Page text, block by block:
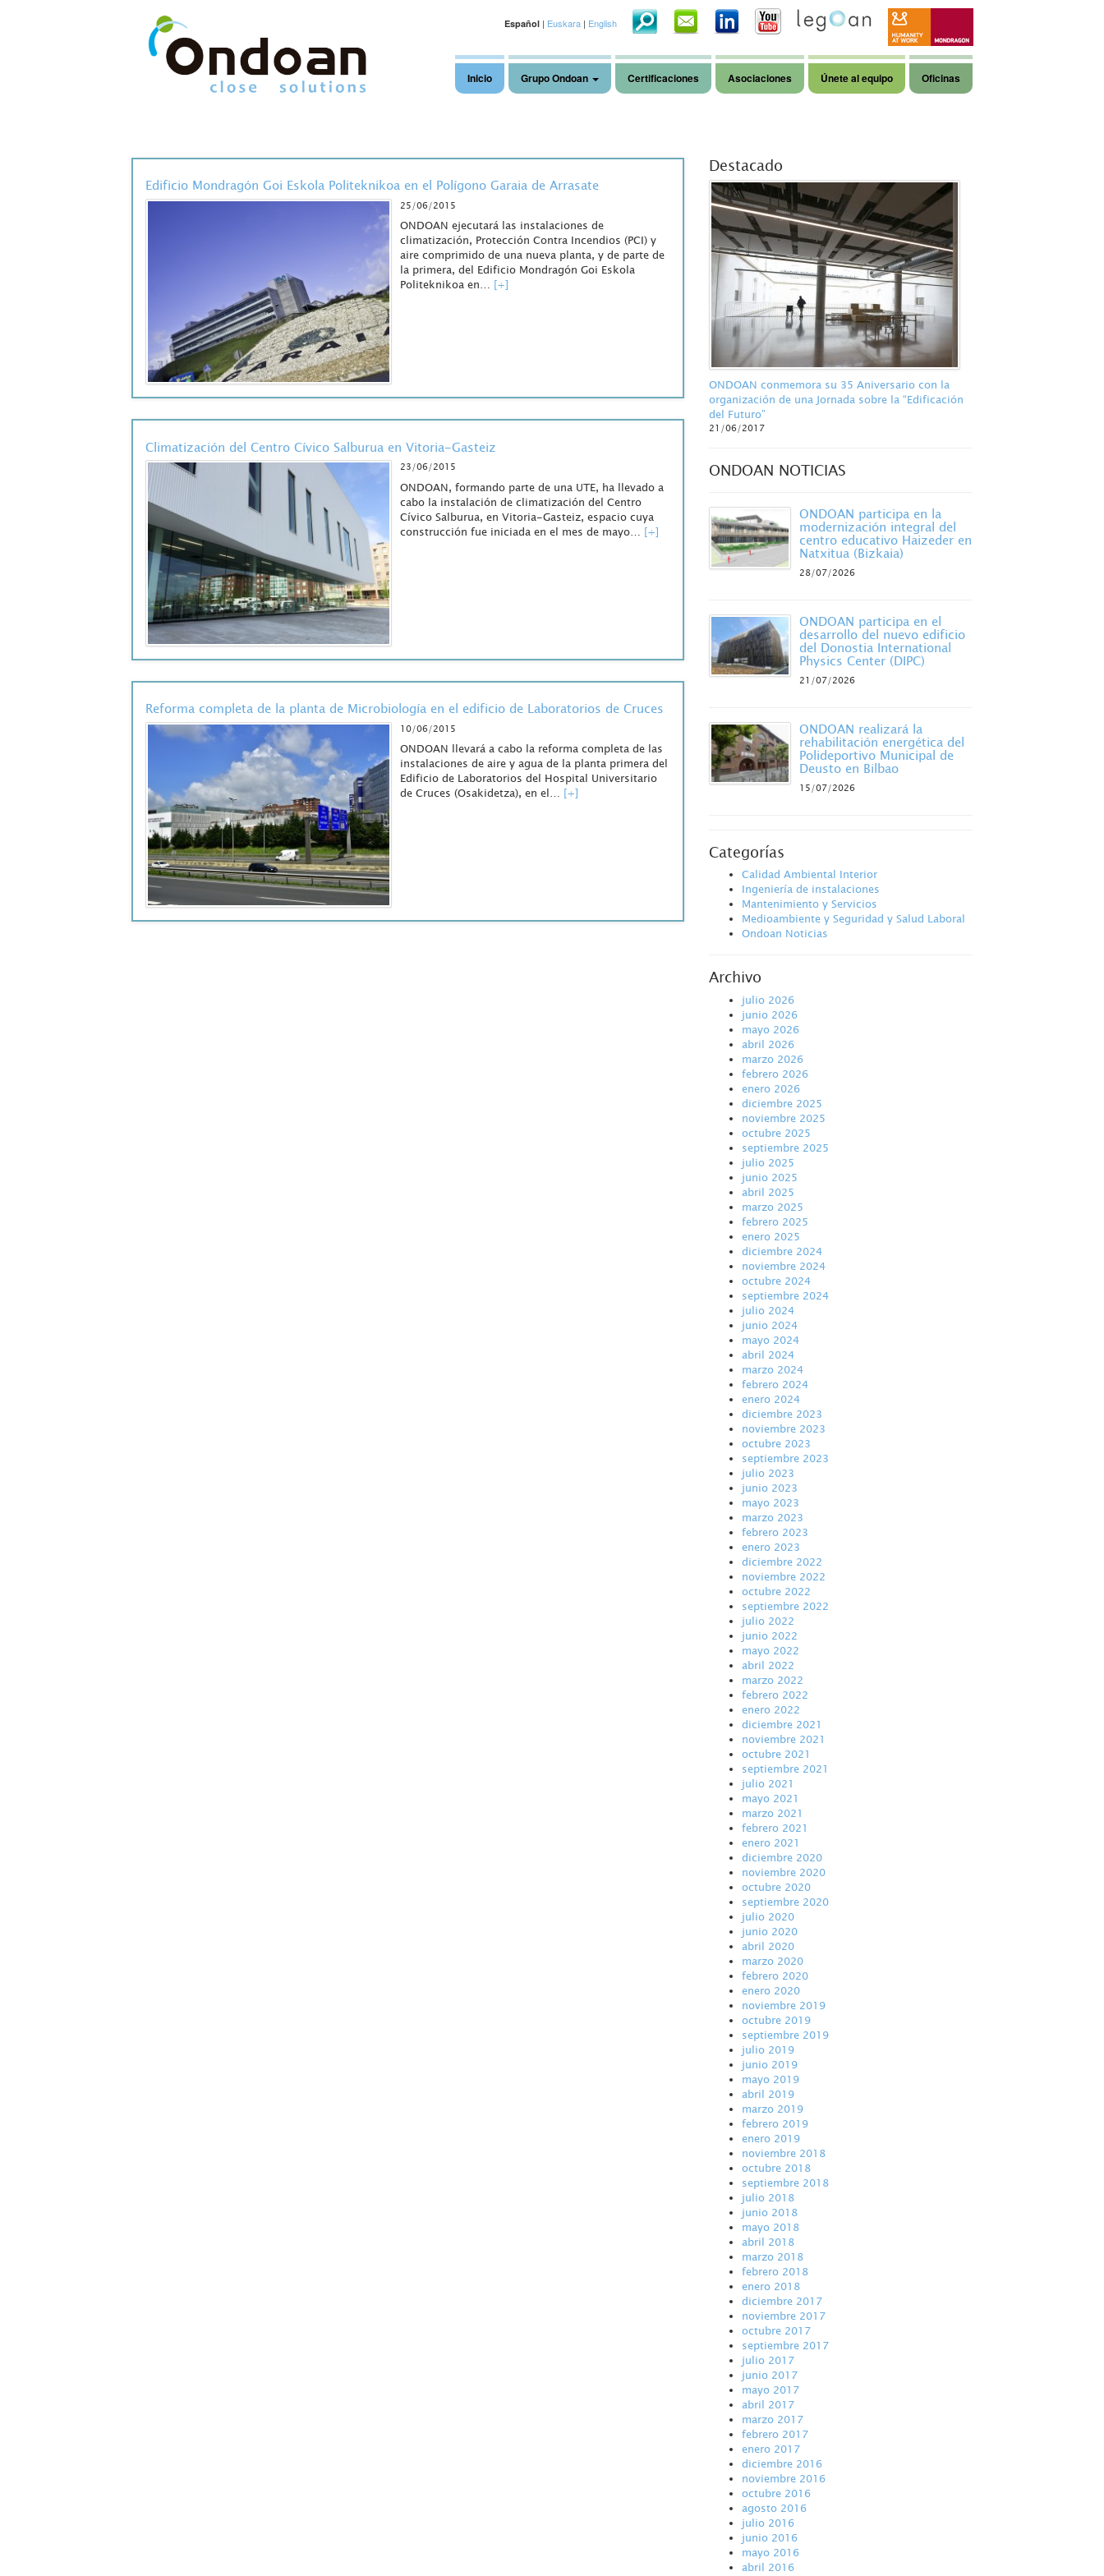
Español| Euskara| English
Inicio Grupo Ondoan Certificaciones Asociaciones Únete al equipo Oficinas
Edificio Mondragón Goi Eskola Politeknikoa en el Polígono Garaia de Arrasate
25/06/2015
ONDOAN ejecutará las instalaciones de
climatización, Protección Contra Incendios (PCI) y
aire comprimido de una nueva planta, y de parte de
la primera, del Edificio Mondragón Goi Eskola
Politeknikoa en… [+]
Climatización del Centro Cívico Salburua en Vitoria-Gasteiz
23/06/2015
ONDOAN, formando parte de una UTE, ha llevado a
cabo la instalación de climatización del Centro
Cívico Salburua, en Vitoria-Gasteiz, espacio cuya
construcción fue iniciada en el mes de mayo… [+]
Reforma completa de la planta de Microbiología en el edificio de Laboratorios de Cruces
10/06/2015
ONDOAN llevará a cabo la reforma completa de las
instalaciones de aire y agua de la planta primera del
Edificio de Laboratorios del Hospital Universitario
de Cruces (Osakidetza), en el… [+]
Destacado
ONDOAN conmemora su 35 Aniversario con la
organización de una Jornada sobre la “Edificación
del Futuro”
21/06/2017
ONDOAN NOTICIAS
ONDOAN participa en la
modernización integral del
centro educativo Haizeder en
Natxitua (Bizkaia)
28/07/2026
ONDOAN participa en el
desarrollo del nuevo edificio
del Donostia International
Physics Center (DIPC)
21/07/2026
ONDOAN realizará la
rehabilitación energética del
Polideportivo Municipal de
Deusto en Bilbao
15/07/2026
Categorías
Calidad Ambiental Interior
Ingeniería de instalaciones
Mantenimiento y Servicios
Medioambiente y Seguridad y Salud Laboral
Ondoan Noticias
Archivo
julio 2026
junio 2026
mayo 2026
abril 2026
marzo 2026
febrero 2026
enero 2026
diciembre 2025
noviembre 2025
octubre 2025
septiembre 2025
julio 2025
junio 2025
abril 2025
marzo 2025
febrero 2025
enero 2025
diciembre 2024
noviembre 2024
octubre 2024
septiembre 2024
julio 2024
junio 2024
mayo 2024
abril 2024
marzo 2024
febrero 2024
enero 2024
diciembre 2023
noviembre 2023
octubre 2023
septiembre 2023
julio 2023
junio 2023
mayo 2023
marzo 2023
febrero 2023
enero 2023
diciembre 2022
noviembre 2022
octubre 2022
septiembre 2022
julio 2022
junio 2022
mayo 2022
abril 2022
marzo 2022
febrero 2022
enero 2022
diciembre 2021
noviembre 2021
octubre 2021
septiembre 2021
julio 2021
mayo 2021
marzo 2021
febrero 2021
enero 2021
diciembre 2020
noviembre 2020
octubre 2020
septiembre 2020
julio 2020
junio 2020
abril 2020
marzo 2020
febrero 2020
enero 2020
noviembre 2019
octubre 2019
septiembre 2019
julio 2019
junio 2019
mayo 2019
abril 2019
marzo 2019
febrero 2019
enero 2019
noviembre 2018
octubre 2018
septiembre 2018
julio 2018
junio 2018
mayo 2018
abril 2018
marzo 2018
febrero 2018
enero 2018
diciembre 2017
noviembre 2017
octubre 2017
septiembre 2017
julio 2017
junio 2017
mayo 2017
abril 2017
marzo 2017
febrero 2017
enero 2017
diciembre 2016
noviembre 2016
octubre 2016
agosto 2016
julio 2016
junio 2016
mayo 2016
abril 2016